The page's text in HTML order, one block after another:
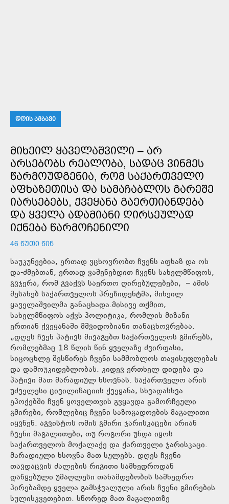
ᲓᲦᲘᲡ ᲐᲛᲑᲐᲕᲘ
ᲛᲘᲮᲔᲘᲚ ᲧᲐᲕᲔᲚᲐᲨᲕᲘᲚᲘ – ᲐᲠ
ᲐᲠᲡᲔᲑᲝᲑᲡ ᲠᲔᲐᲚᲝᲑᲐ, ᲡᲐᲓᲐᲪ ᲕᲘᲜᲛᲔᲡ
ᲬᲐᲠᲛᲝᲣᲓᲒᲔᲜᲘᲐ, ᲠᲝᲛ ᲡᲐᲥᲐᲠᲗᲕᲔᲚᲝ
ᲐᲤᲮᲐᲖᲔᲗᲘᲡᲐ ᲓᲐ ᲡᲐᲛᲐᲩᲐᲑᲚᲝᲡ ᲒᲐᲠᲔᲨᲔ
ᲘᲐᲠᲡᲔᲑᲔᲑᲡ, ᲥᲕᲔᲧᲐᲜᲐ ᲒᲐᲔᲠᲗᲘᲐᲜᲓᲔᲑᲐ
ᲓᲐ ᲧᲕᲔᲚᲐ ᲐᲓᲐᲛᲘᲐᲜᲘ ᲦᲘᲠᲡᲔᲣᲚᲐᲓ
ᲘᲥᲜᲔᲑᲐ ᲬᲐᲠᲛᲝᲩᲔᲜᲘᲚᲘ
46 ᲬᲣᲗᲘ ᲬᲘᲜ
საუკუნეებია, ერთად ვცხოვრობთ ჩვენს აფხაზ და ოს
და-ძმებთან, ერთად ვაშენებდით ჩვენს სახელმწიფოს,
გვჯერა, რომ გვაქვს საერთო ღირებულებები, – ამის
შესახებ საქართველოს პრეზიდენტმა, მიხეილ
ყაველაშვილმა განაცხადა.მისივე თქმით,
სახელმწიფოს აქვს პოლიტიკა, რომლის მიზანი
ერთიან ქვეყანაში მშვიდობიანი თანაცხოვრებაა.
„დღეს ჩვენ პატივს მივაგებთ საქართველოს გმირებს,
რომლებმაც 18 წლის წინ ყველაზე ძვირფასი,
სიცოცხლე შესწირეს ჩვენი სამშობლოს თავისუფლებას
და დამოუკიდებლობას. კიდევ ერთხელ დიდება და
პატივი მათ მარადიულ ხსოვნას. საქართველო არის
უძველესი ცივილიზაციის ქვეყანა, სხვადასხვა
ეპოქებში ჩვენ ყოველთვის გვყავდა გამორჩეული
გმირები, რომლებიც ჩვენი საზოგადოების მაგალითი
იყვნენ. აგვისტოს ომის გმირი ჯარისკაცები არიან
ჩვენი მაგალითები, თუ როგორი უნდა იყოს
საქართველოს მოქალაქე და ქართველი ჯარისკაცი.
მარადიული ხსოვნა მათ სულებს. დღეს ჩვენი
თავდაცვის ძალების რიგითი სამხედროდან
დაწყებული უმაღლესი თანამდებობის სამხედრო
პირებამდე ყველა გამსჭვალული არის ჩვენი გმირების
სულისკვეთებით. სწორედ მათ მაგალითზე